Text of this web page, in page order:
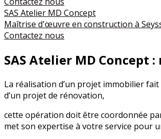
SAS Atelier MD Concept
Maîtrise d'œuvre en construction à
Contactez nous
SAS Atelier MD Concept
La réalisation d’un projet immobilier
d’un projet de rénovation,
cette opération doit être coordonnée
met son expertise à votre service pour